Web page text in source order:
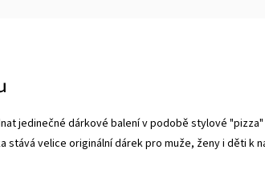
jedinečné dárkové balení v podobě stylové
stává velice originální dárek pro muže, ženy i děti k